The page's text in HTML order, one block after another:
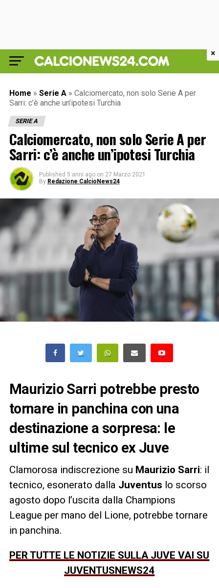
Home » Serie A » Calciomercato, non solo Serie A per
Sarri: c’è anche un’ipotesi Turchia
SERIE A
Calciomercato, non solo Serie A per
Sarri: c’è anche un’ipotesi Turchia
Published 5 anni ago on 27 Marzo 2021
By Redazione CalcioNews24
Maurizio Sarri potrebbe presto
tornare in panchina con una
destinazione a sorpresa: le
ultime sul tecnico ex Juve
Clamorosa indiscrezione su Maurizio Sarri: il
tecnico, esonerato dalla Juventus lo scorso
agosto dopo l’uscita dalla Champions
League per mano del Lione, potrebbe tornare
in panchina.
PER TUTTE LE NOTIZIE SULLA JUVE VAI SU
JUVENTUSNEWS24
×